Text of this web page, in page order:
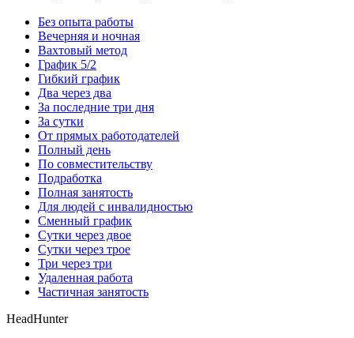
Без опыта работы
Вечерняя и ночная
Вахтовый метод
График 5/2
Гибкий график
Два через два
За последние три дня
За сутки
От прямых работодателей
Полный день
По совместительству
Подработка
Полная занятость
Для людей с инвалидностью
Сменный график
Сутки через двое
Сутки через трое
Три через три
Удаленная работа
Частичная занятость
HeadHunter